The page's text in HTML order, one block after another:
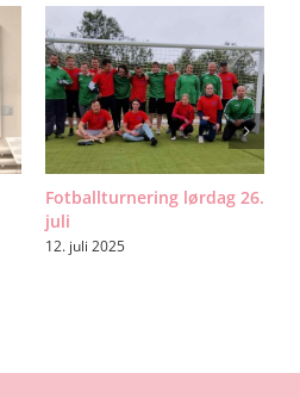
Fotballturnering lørdag 26.
juli
12. juli 2025